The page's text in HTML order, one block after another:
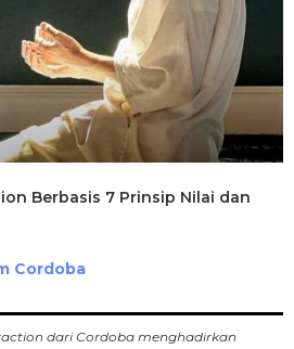
Berbasis 7 Prinsip Nilai dan
Cordoba
dari Cordoba menghadirkan